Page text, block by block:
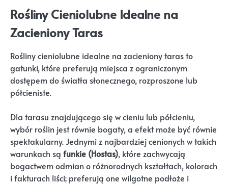
Rośliny Cieniolubne Idealne na
Zacieniony Taras
Rośliny cieniolubne idealne na zacieniony taras to
gatunki, które preferują miejsca z ograniczonym
dostępem do światła słonecznego, rozproszone lub
półcieniste.
Dla tarasu znajdującego się w cieniu lub półcieniu,
wybór roślin jest równie bogaty, a efekt może być równie
spektakularny. Jednymi z najbardziej cenionych w takich
warunkach są funkie (Hostas), które zachwycają
bogactwem odmian o różnorodnych kształtach, kolorach
i fakturach liści; preferują one wilgotne podłoże i